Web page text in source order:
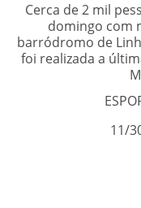
Cerca de 2 mil
domingo com
barródromo de
foi realizada a
11/